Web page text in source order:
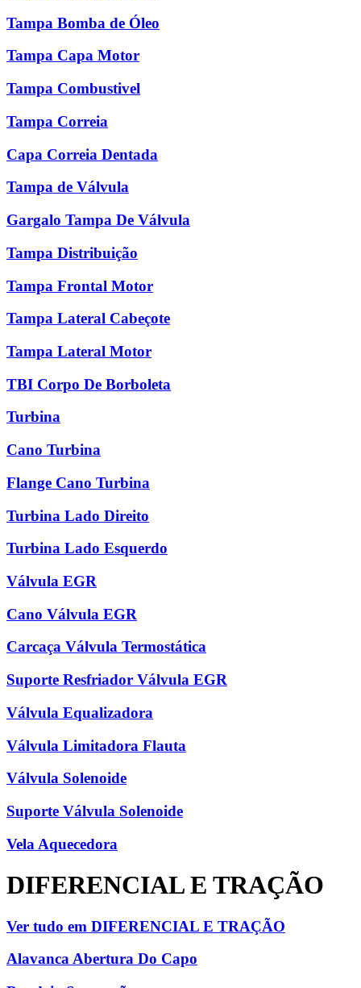
Tampa Bomba de Óleo
Tampa Capa Motor
Tampa Combustivel
Tampa Correia
Capa Correia Dentada
Tampa de Válvula
Gargalo Tampa De Válvula
Tampa Distribuição
Tampa Frontal Motor
Tampa Lateral Cabeçote
Tampa Lateral Motor
TBI Corpo De Borboleta
Turbina
Cano Turbina
Flange Cano Turbina
Turbina Lado Direito
Turbina Lado Esquerdo
Válvula EGR
Cano Válvula EGR
Carcaça Válvula Termostática
Suporte Resfriador Válvula EGR
Válvula Equalizadora
Válvula Limitadora Flauta
Válvula Solenoide
Suporte Válvula Solenoide
Vela Aquecedora
DIFERENCIAL E TRAÇÃO
Ver tudo em DIFERENCIAL E TRAÇÃO
Alavanca Abertura Do Capo